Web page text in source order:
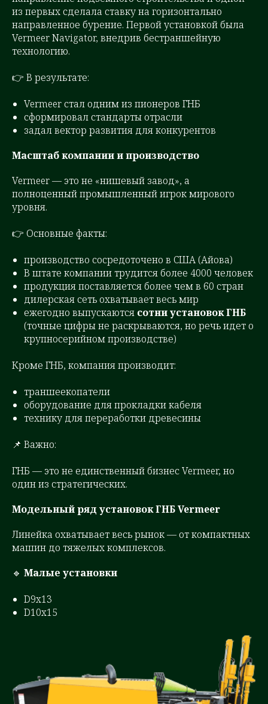
из первых сделала ставку на горизонтально
направленное бурение. Первой установкой была
Vermeer Navigator, внедрив бестраншейную
технологию.
👉 В результате:
Vermeer стал одним из пионеров ГНБ
сформировал стандарты отрасли
задал вектор развития для конкурентов
Масштаб компании и производство
Vermeer — это не «нишевый завод», а
полноценный промышленный игрок мирового
уровня.
👉 Основные факты:
производство сосредоточено в США (Айова)
В штате компании трудится более 4000 человек
продукция поставляется более чем в 60 стран
дилерская сеть охватывает весь мир
ежегодно выпускаются сотни установок ГНБ
(точные цифры не раскрываются, но речь идет о
крупносерийном производстве)
Кроме ГНБ, компания производит:
траншеекопатели
оборудование для прокладки кабеля
технику для переработки древесины
📌 Важно:
ГНБ — это не единственный бизнес Vermeer, но
один из стратегических.
Модельный ряд установок ГНБ Vermeer
Линейка охватывает весь рынок — от компактных
машин до тяжелых комплексов.
🔹 Малые установки
D9x13
D10x15